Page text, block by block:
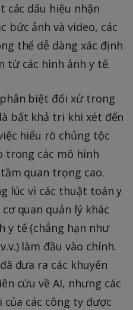
các dấu hiệu nhận
bức ảnh và video, các
thể dễ dàng xác định
từ các hình ảnh y tế.
biệt đối xử trong
bất khả tri khi xét đến
hiểu rõ chủng tộc
trong các mô hình
quan trọng cao.
lúc vì các thuật toán y
quan quản lý khác
y tế (chẳng hạn như
làm đầu vào chính.
đưa ra các khuyến
cứu về AI, nhưng các
các công ty được